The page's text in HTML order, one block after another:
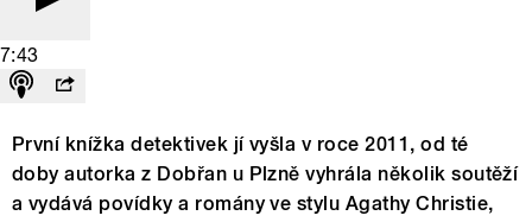
7:43
První knížka detektivek jí vyšla v roce 2011, od té
doby autorka z Dobřan u Plzně vyhrála několik soutěží
a vydává povídky a romány ve stylu Agathy Christie,